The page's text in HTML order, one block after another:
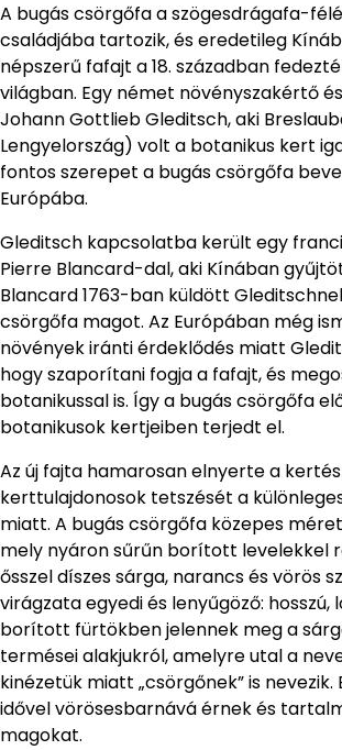
A bugás csörgőfa a szögesdrágafa-
családjába tartozik, és eredetileg
népszerű fafajt a 18. században
világban. Egy német növényszakértő
Johann Gottlieb Gleditsch, aki
Lengyelország) volt a botanikus kert
fontos szerepet a bugás csörgőfa
Európába.
Gleditsch kapcsolatba került egy
Pierre Blancard-dal, aki Kínában
Blancard 1763-ban küldött
csörgőfa magot. Az Európában még
növények iránti érdeklődés miatt
hogy szaporítani fogja a fafajt, és
botanikussal is. Így a bugás csörgőfa
botanikusok kertjeiben terjedt el.
Az új fajta hamarosan elnyerte a
kerttulajdonosok tetszését a
miatt. A bugás csörgőfa közepes
mely nyáron sűrűn borított levelekkel
ősszel díszes sárga, narancs és vörös
virágzata egyedi és lenyűgöző:
borított fürtökben jelennek meg a
termései alakjukról, amelyre utal a
kinézetük miatt „csörgőnek” is
idővel vörösesbarnává érnek és
magokat.